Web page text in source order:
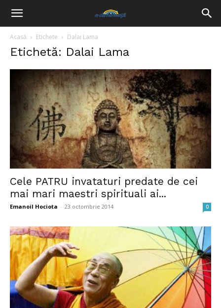
Acasă Etichete Dalai Lama
Etichetă: Dalai Lama
Cele PATRU invataturi predate de cei
mai mari maestri spirituali ai...
Emanoil Hociota - 23 octombrie 2014 0